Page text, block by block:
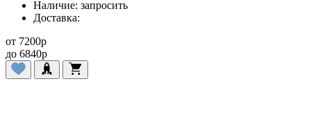
Наличие: запросить
Доставка:
от 7200p
до 6840p